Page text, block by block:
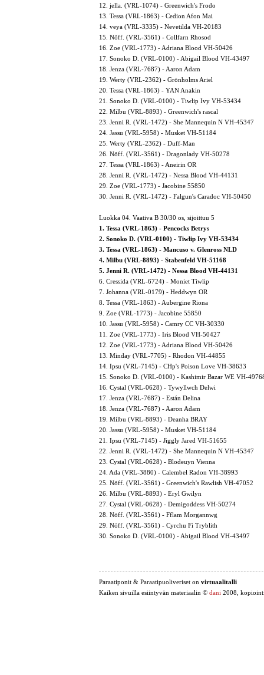
12. jella. (VRL-1074) - Greenwich's Frodo
13. Tessa (VRL-1863) - Cedion Afon Mai
14. veya (VRL-3335) - Nevetilda VH-20183
15. Nöff. (VRL-3561) - Collfarn Rhosod
16. Zoe (VRL-1773) - Adriana Blood VH-50426
17. Sonoko D. (VRL-0100) - Abigail Blood VH-43497
18. Jenza (VRL-7687) - Aaron Adam
19. Werty (VRL-2362) - Grönholms Ariel
20. Tessa (VRL-1863) - YAN Anakin
21. Sonoko D. (VRL-0100) - Tiwlip Ivy VH-53434
22. Milbu (VRL-8893) - Greenwich's rascal
23. Jenni R. (VRL-1472) - She Mannequin N VH-45347
24. Jassu (VRL-5958) - Musket VH-51184
25. Werty (VRL-2362) - Duff-Man
26. Nöff. (VRL-3561) - Dragonlady VH-50278
27. Tessa (VRL-1863) - Aneirin OR
28. Jenni R. (VRL-1472) - Nessa Blood VH-44131
29. Zoe (VRL-1773) - Jacobine 55850
30. Jenni R. (VRL-1472) - Falgun's Caradoc VH-50450
Luokka 04. Vaativa B 30/30 os, sijoittuu 5
1. Tessa (VRL-1863) - Pencocks Betrys
2. Sonoko D. (VRL-0100) - Tiwlip Ivy VH-53434
3. Tessa (VRL-1863) - Mancuso v. Glenross NLD
4. Milbu (VRL-8893) - Stabenfeld VH-51168
5. Jenni R. (VRL-1472) - Nessa Blood VH-44131
6. Cressida (VRL-6724) - Moniet Tiwlip
7. Johanna (VRL-0179) - Heddwyn OR
8. Tessa (VRL-1863) - Aubergine Riona
9. Zoe (VRL-1773) - Jacobine 55850
10. Jassu (VRL-5958) - Camry CC VH-30330
11. Zoe (VRL-1773) - Iris Blood VH-50427
12. Zoe (VRL-1773) - Adriana Blood VH-50426
13. Minday (VRL-7705) - Rhodon VH-44855
14. Ipsu (VRL-7145) - CHp's Poison Love VH-38633
15. Sonoko D. (VRL-0100) - Kashimir Bazar WE VH-
16. Cystal (VRL-0628) - Tywyllwch Delwi
17. Jenza (VRL-7687) - Están Delina
18. Jenza (VRL-7687) - Aaron Adam
19. Milbu (VRL-8893) - Deanha BRAY
20. Jassu (VRL-5958) - Musket VH-51184
21. Ipsu (VRL-7145) - Jiggly Jared VH-51655
22. Jenni R. (VRL-1472) - She Mannequin N VH-45347
23. Cystal (VRL-0628) - Blodeuyn Vienna
24. Ada (VRL-3880) - Calembel Radon VH-38993
25. Nöff. (VRL-3561) - Greenwich's Rawlish VH-47052
26. Milbu (VRL-8893) - Eryl Gwilyn
27. Cystal (VRL-0628) - Demigoddess VH-50274
28. Nöff. (VRL-3561) - Fflam Morgannwg
29. Nöff. (VRL-3561) - Cyrchu Fi Tryblith
30. Sonoko D. (VRL-0100) - Abigail Blood VH-43497
Paraatiponit & Paraatipuoliveriset on virtuaalitalli
Kaiken sivuilla esiintyvän materiaalin © dani 2008,